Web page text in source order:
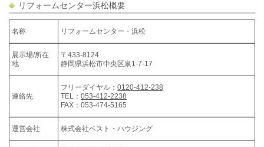
リフォームセンター浜松概要
名称 リフォームセンター・浜松
展示場/所在
地
〒433-8124
静岡県浜松市中央区泉1-7-17
連絡先
フリーダイヤル：0120-412-238
TEL：053-412-2238
FAX：053-474-5165
運営会社 株式会社ベスト・ハウジング